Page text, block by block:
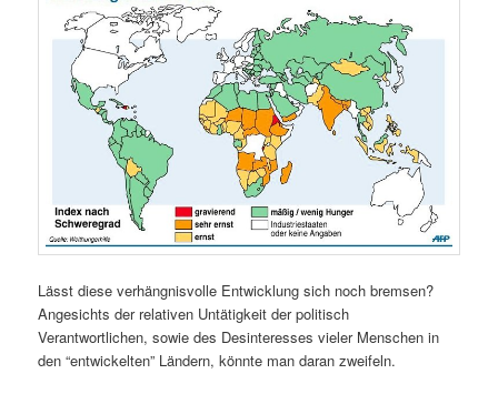
Lässt diese verhängnisvolle Entwicklung sich noch bremsen?
Angesichts der relativen Untätigkeit der politisch
Verantwortlichen, sowie des Desinteresses vieler Menschen in
den “entwickelten” Ländern, könnte man daran zweifeln.